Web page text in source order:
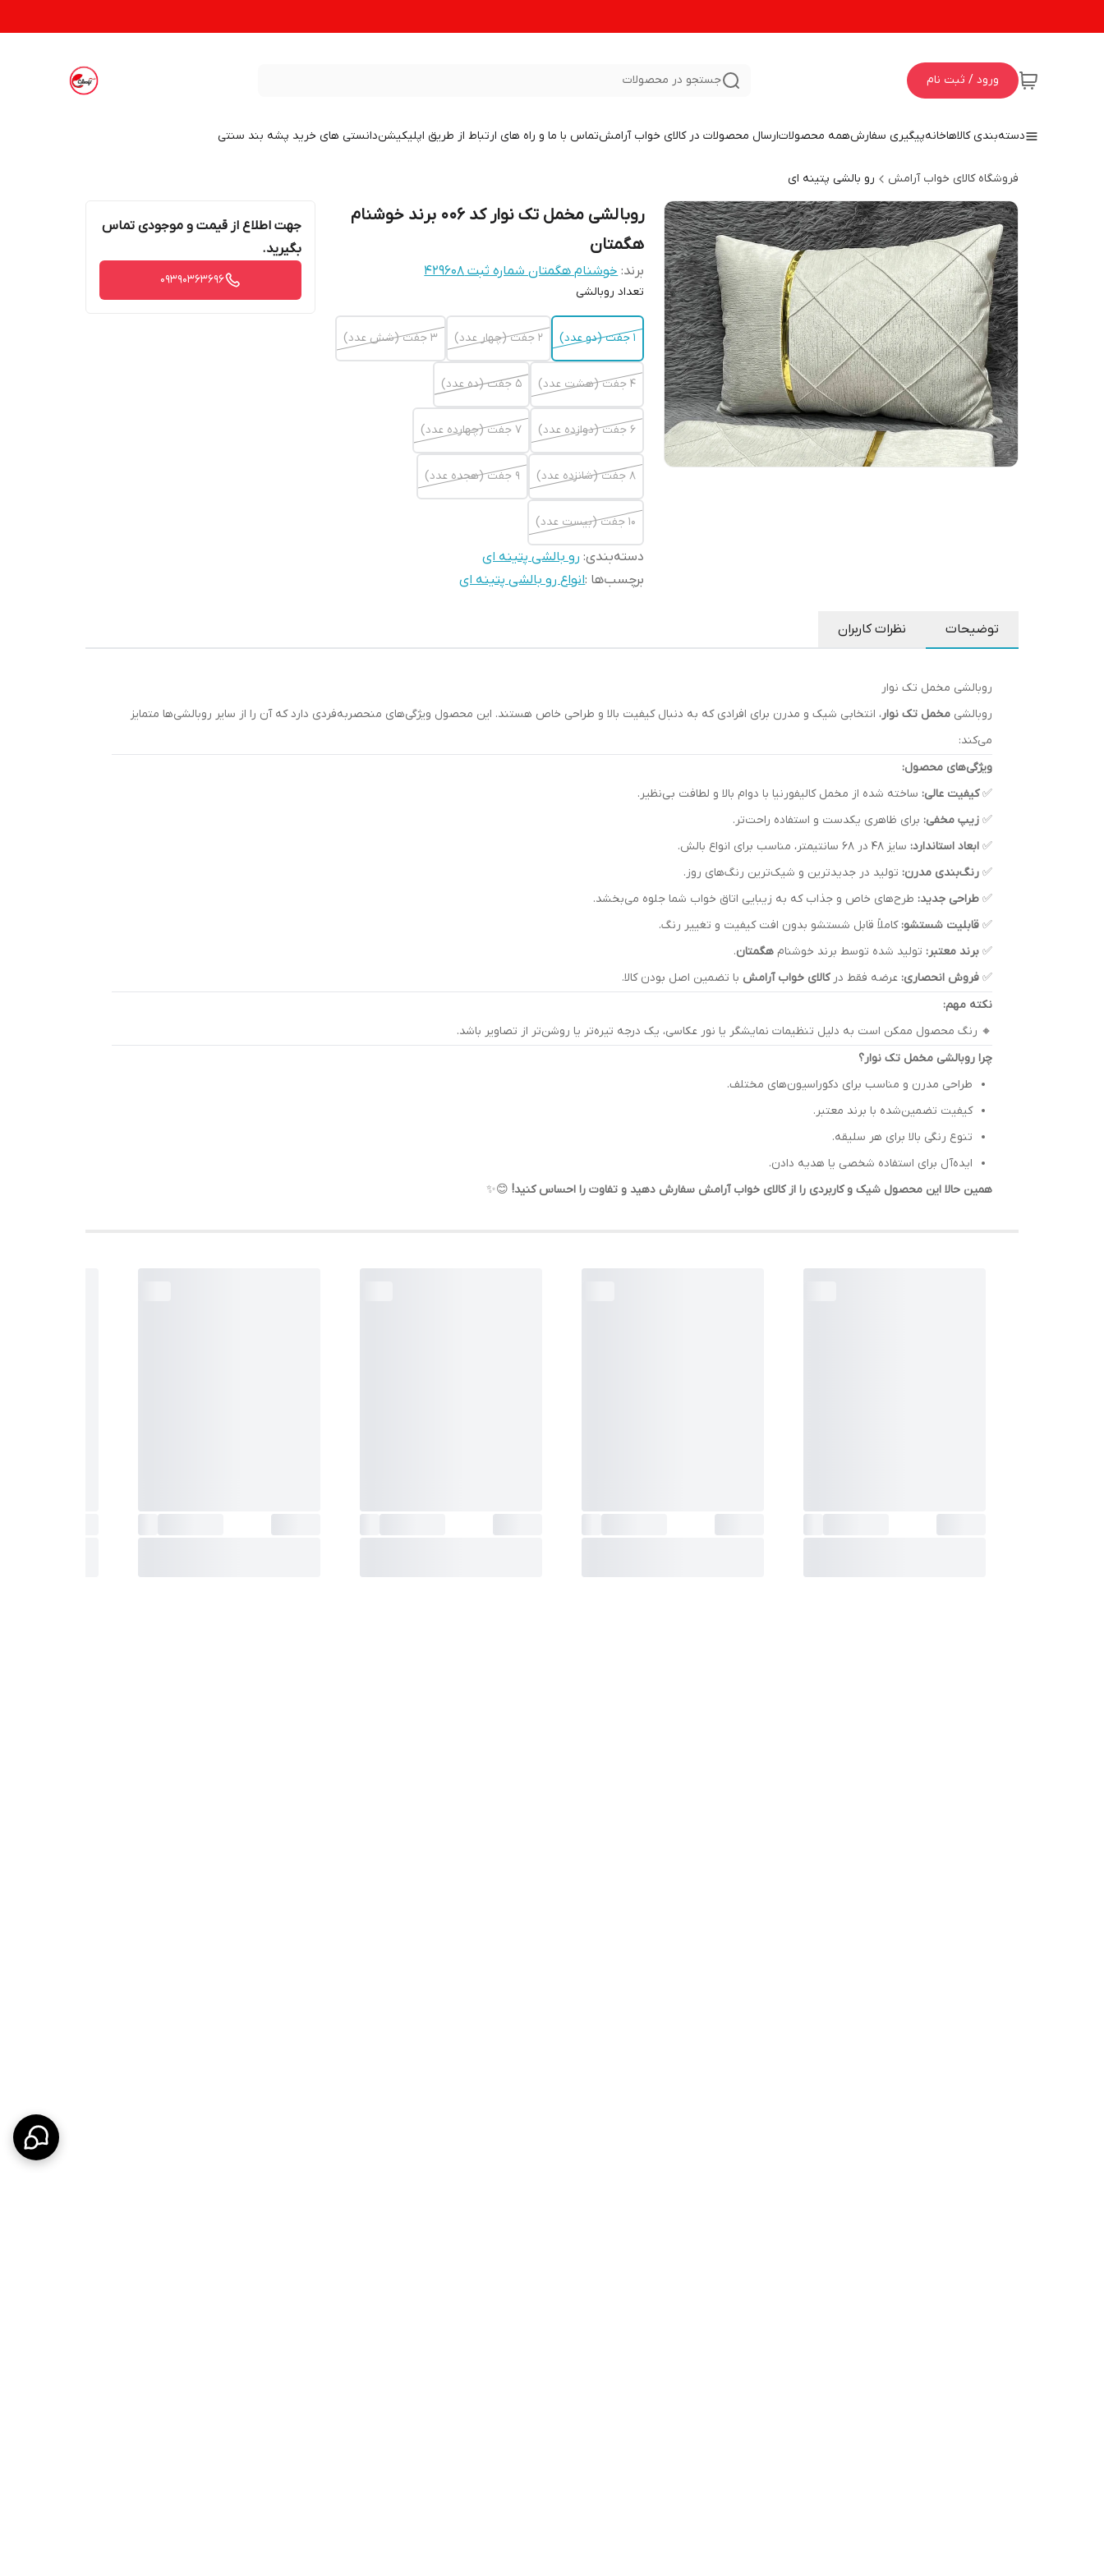
ورود / ثبت نام جستجو در محصولات
دسته‌بندی کالاهاخانهپیگیری سفارشهمه محصولاتارسال محصولات در کالای خواب آرامشتماس با ما و راه های ارتباط از طریق اپلیکیشندانستی های خرید پشه بند سنتی
فروشگاه کالای خواب آرامش رو بالشی پتینه ای
روبالشی مخمل تک نوار کد 006 برند خوشنام
هگمتان
برند: خوشنام هگمتان شماره ثبت ۴۲۹۶۰۸
تعداد روبالشی
1 جفت (دو عدد) 2 جفت (چهار عدد) 3 جفت (شش عدد)
4 جفت (هشت عدد) 5 جفت (ده عدد)
6 جفت (دوازده عدد) 7 جفت (چهارده عدد)
8 جفت (شانزده عدد) 9 جفت (هجده عدد)
10 جفت (بیست عدد)
دسته‌بندی: رو بالشی پتینه ای
برچسب‌ها :انواع رو بالشی پتینه ای
جهت اطلاع از قیمت و موجودی تماس
بگیرید.
09390363696
توضیحات نظرات کاربران
روبالشی مخمل تک نوار
روبالشی مخمل تک نوار، انتخابی شیک و مدرن برای افرادی که به دنبال کیفیت بالا و طراحی خاص هستند. این محصول ویژگی‌های منحصربه‌فردی دارد که آن را از سایر روبالشی‌ها متمایز
می‌کند:
ویژگی‌های محصول:
✅کیفیت عالی: ساخته شده از مخمل کالیفورنیا با دوام بالا و لطافت بی‌نظیر.
✅ زیپ مخفی: برای ظاهری یکدست و استفاده راحت‌تر.
✅ ابعاد استاندارد: سایز ۴۸ در ۶۸ سانتیمتر، مناسب برای انواع بالش.
✅ رنگ‌بندی مدرن: تولید در جدیدترین و شیک‌ترین رنگ‌های روز.
✅ طراحی جدید: طرح‌های خاص و جذاب که به زیبایی اتاق خواب شما جلوه می‌بخشد.
✅ قابلیت شستشو: کاملاً قابل شستشو بدون افت کیفیت و تغییر رنگ.
✅ برند معتبر: تولید شده توسط برند خوشنام هگمتان.
✅ فروش انحصاری: عرضه فقط درکالای خواب آرامش با تضمین اصل بودن کالا.
نکته مهم:
🔸 رنگ محصول ممکن است به دلیل تنظیمات نمایشگر یا نور عکاسی، یک درجه تیره‌تر یا روشن‌تر از تصاویر باشد.
چرا روبالشی مخمل تک نوار؟
طراحی مدرن و مناسب برای دکوراسیون‌های مختلف.
کیفیت تضمین‌شده با برند معتبر.
تنوع رنگی بالا برای هر سلیقه.
ایده‌آل برای استفاده شخصی یا هدیه دادن.
همین حالا این محصول شیک و کاربردی را از کالای خواب آرامش سفارش دهید و تفاوت را احساس کنید! 😊✨